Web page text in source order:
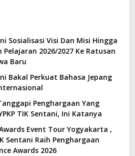
Sosialisasi Visi Dan Misi Hingga
2026/2027 Ke Ratusan
Baru
Bakal Perkuat Bahasa Jepang
Penghargaan Yang
TIK Sentani, Ini Katanya
Event Tour Yogyakarta ,
Sentani Raih Penghargaan
Awards 2026